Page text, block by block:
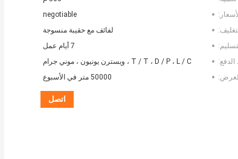
negotiable
لفائف مع حقيبة منسوجة
7 أيام عمل
T / T ، D / P ، L / C ، ويسترن يونيون ، موني جرام
50000 متر في الأسبوع
اتصل